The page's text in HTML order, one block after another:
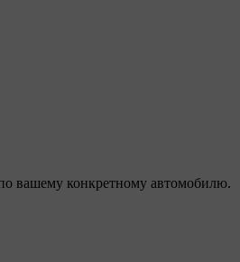
вашему конкретному автомобилю.